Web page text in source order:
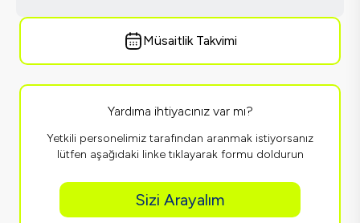
Müsaitlik Takvimi
Yardıma ihtiyacınız var mı?
Yetkili personelimiz tarafından aranmak istiyorsanız
lütfen aşağıdaki linke tıklayarak formu doldurun
Sizi Arayalım